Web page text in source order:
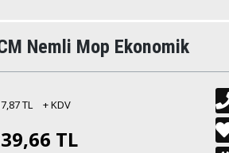
Nemli Mop Ekonomik
TL + KDV
TL